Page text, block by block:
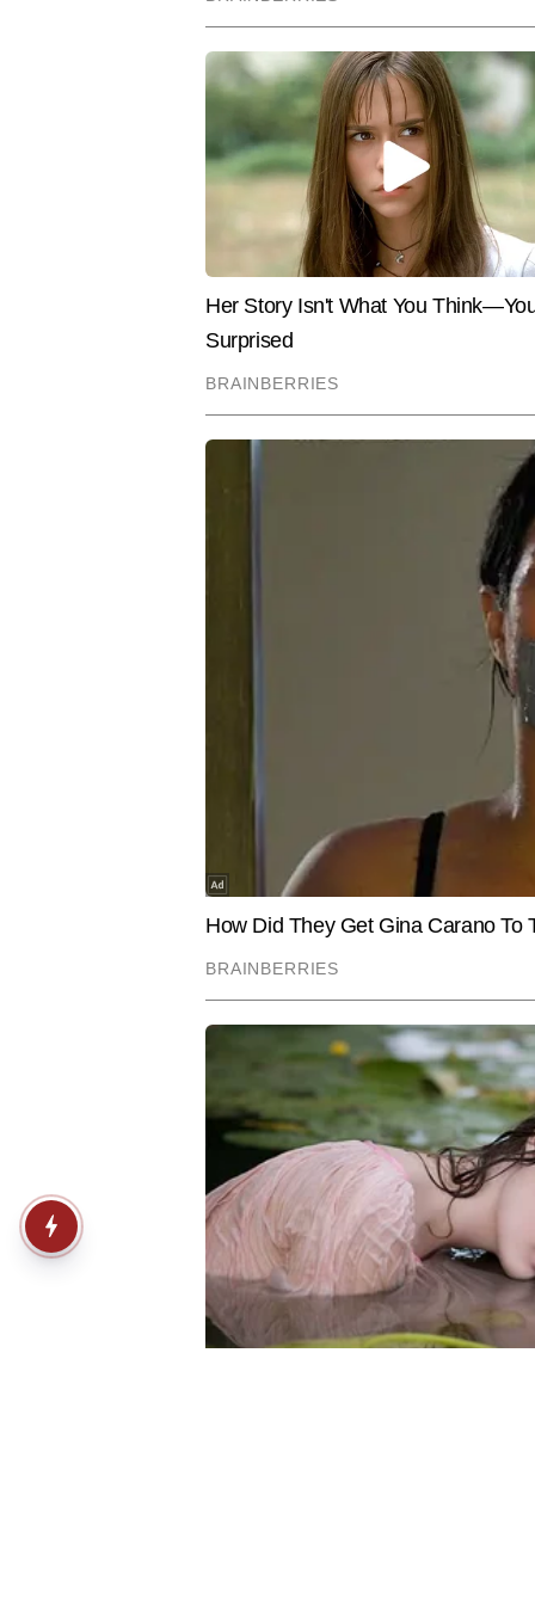
Hindi NewsBusiness
श्रीलंका के खिलाफ शतक जड़ चुके